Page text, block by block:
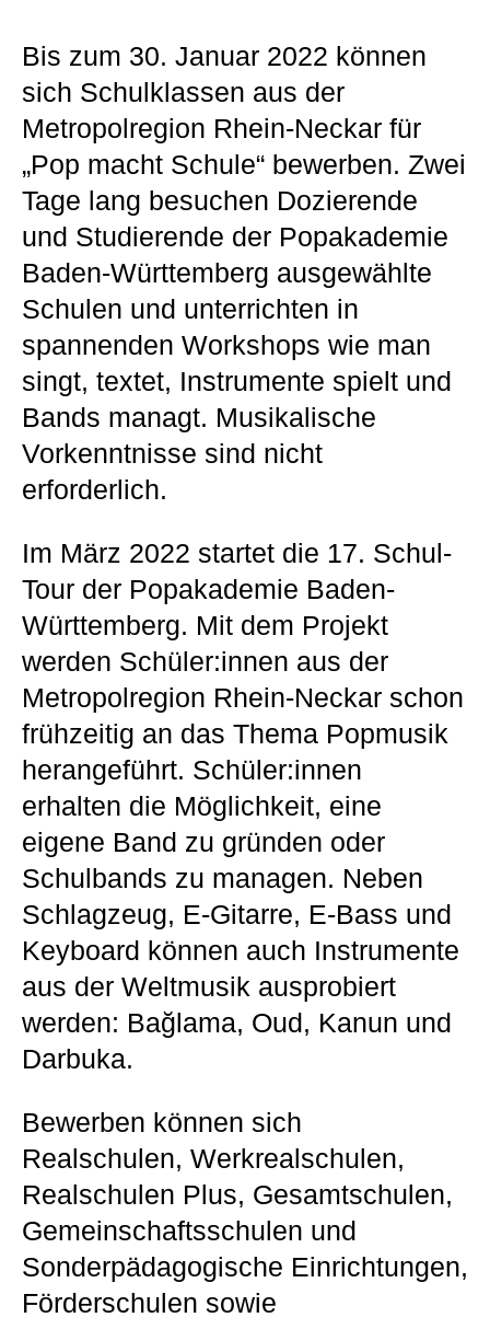
Bis zum 30. Januar 2022 können
sich Schulklassen aus der
Metropolregion Rhein-Neckar für
„Pop macht Schule“ bewerben. Zwei
Tage lang besuchen Dozierende
und Studierende der Popakademie
Baden-Württemberg ausgewählte
Schulen und unterrichten in
spannenden Workshops wie man
singt, textet, Instrumente spielt und
Bands managt. Musikalische
Vorkenntnisse sind nicht
erforderlich.
Im März 2022 startet die 17. Schul-
Tour der Popakademie Baden-
Württemberg. Mit dem Projekt
werden Schüler:innen aus der
Metropolregion Rhein-Neckar schon
frühzeitig an das Thema Popmusik
herangeführt. Schüler:innen
erhalten die Möglichkeit, eine
eigene Band zu gründen oder
Schulbands zu managen. Neben
Schlagzeug, E-Gitarre, E-Bass und
Keyboard können auch Instrumente
aus der Weltmusik ausprobiert
werden: Bağlama, Oud, Kanun und
Darbuka.
Bewerben können sich
Realschulen, Werkrealschulen,
Realschulen Plus, Gesamtschulen,
Gemeinschaftsschulen und
Sonderpädagogische Einrichtungen,
Förderschulen sowie